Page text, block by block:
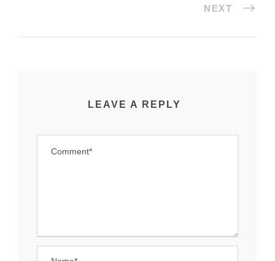
NEXT
LEAVE A REPLY